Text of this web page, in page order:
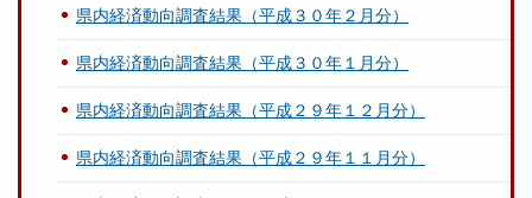
県内経済動向調査結果（平成３０年２月分）
県内経済動向調査結果（平成３０年１月分）
県内経済動向調査結果（平成２９年１２月分）
県内経済動向調査結果（平成２９年１１月分）